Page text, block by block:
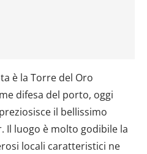
è la Torre del Oro
difesa del porto, oggi
il bellissimo
Il luogo è molto godibile la
locali caratteristici ne